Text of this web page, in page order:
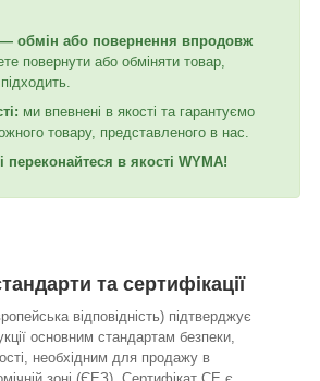
та сертифікації
відповідність) підтверджує
основним стандартам безпеки,
необхідним для продажу в
— обмін або повернення впродовж
повернути або обміняти товар,
ми впевнені в якості та гарантуємо
товару, представленого в нас.
переконайтеся в якості WYMA!